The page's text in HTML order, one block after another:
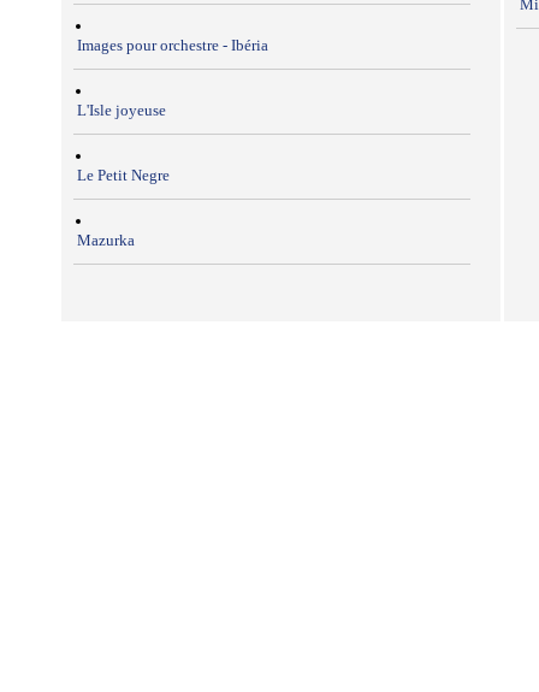
Images pour orchestre - Ibéria
L'Isle joyeuse
Le Petit Negre
Mazurka